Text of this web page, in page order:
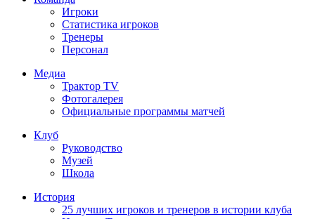
Игроки
Статистика игроков
Тренеры
Персонал
Медиа
Трактор TV
Фотогалерея
Официальные программы матчей
Клуб
Руководство
Музей
Школа
История
25 лучших игроков и тренеров в истории клуба